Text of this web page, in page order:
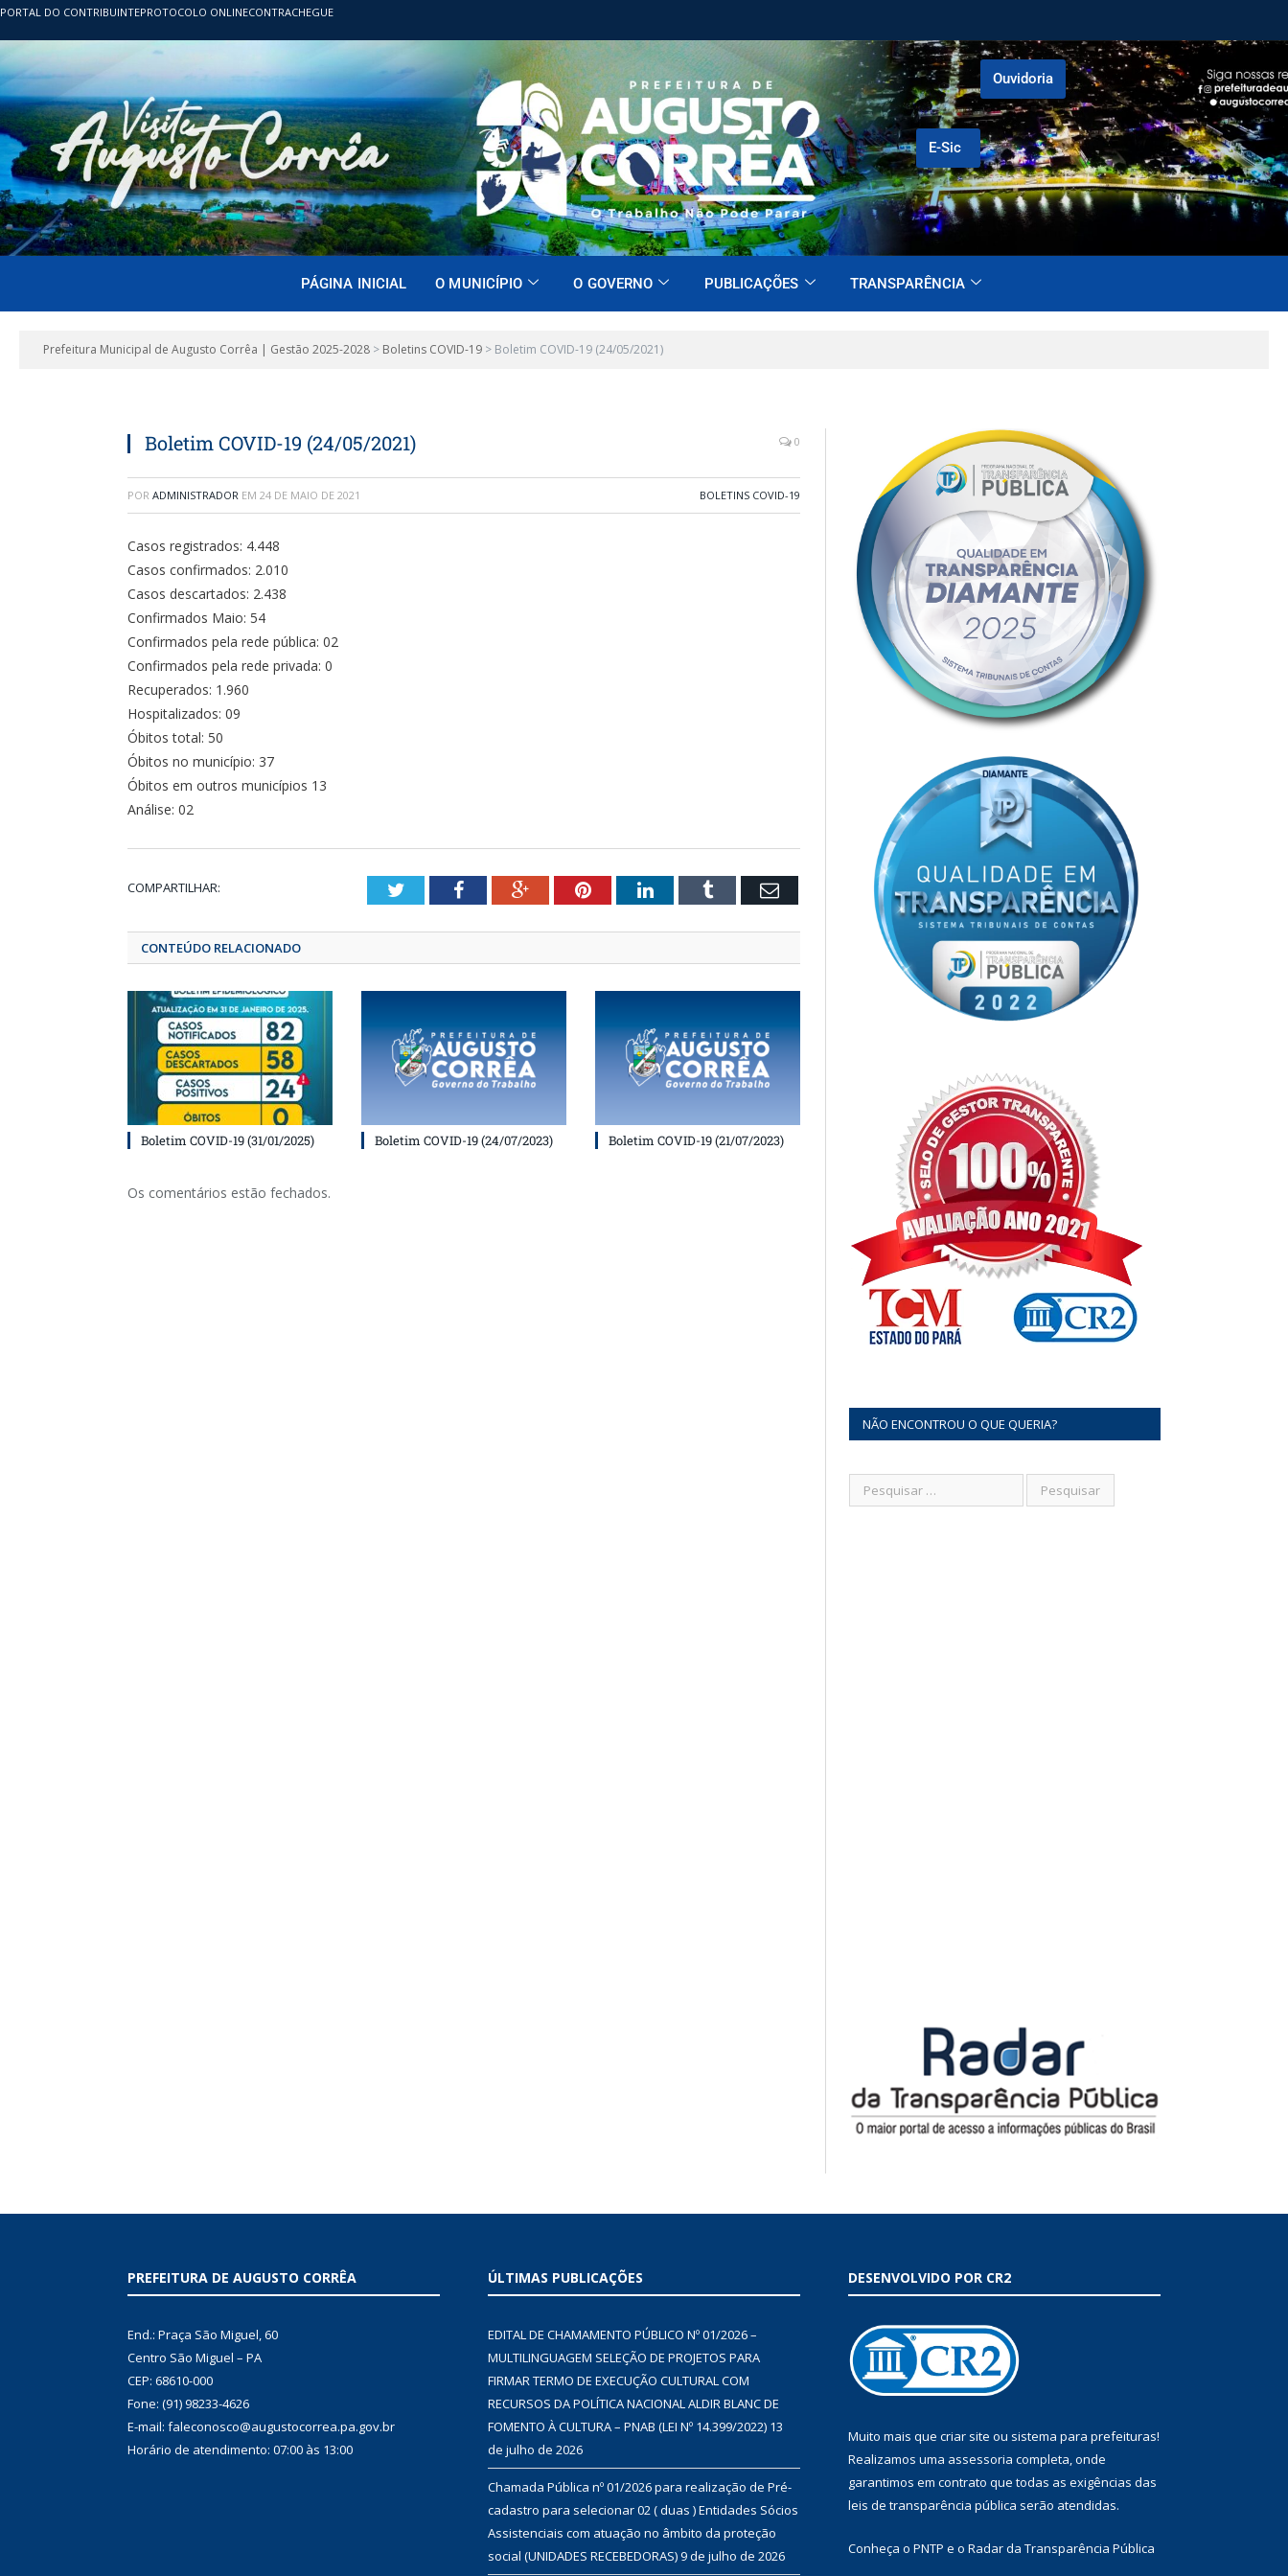
PORTAL DO CONTRIBUINTEPROTOCOLO ONLINECONTRACHEGUE
E-Sic
Ouvidoria
PÁGINA INICIAL O MUNICÍPIO O GOVERNO PUBLICAÇÕES TRANSPARÊNCIA
Prefeitura Municipal de Augusto Corrêa | Gestão 2025-2028 > Boletins COVID-19 > Boletim COVID-19 (24/05/2021)
Boletim COVID-19 (24/05/2021) 0
POR ADMINISTRADOR EM 24 DE MAIO DE 2021 BOLETINS COVID-19
Casos registrados: 4.448
Casos confirmados: 2.010
Casos descartados: 2.438
Confirmados Maio: 54
Confirmados pela rede pública: 02
Confirmados pela rede privada: 0
Recuperados: 1.960
Hospitalizados: 09
Óbitos total: 50
Óbitos no município: 37
Óbitos em outros municípios 13
Análise: 02
COMPARTILHAR: TwitterFacebookGoogle+Pinterest
LinkedInTumblrEmail
CONTEÚDO RELACIONADO
Boletim COVID-19 (31/01/2025) Boletim COVID-19 (24/07/2023) Boletim COVID-19 (21/07/2023)
Os comentários estão fechados.
NÃO ENCONTROU O QUE QUERIA?
PREFEITURA DE AUGUSTO CORRÊA
End.: Praça São Miguel, 60
Centro São Miguel – PA
CEP: 68610-000
Fone: (91) 98233-4626
E-mail: faleconosco@augustocorrea.pa.gov.br
Horário de atendimento: 07:00 às 13:00
ÚLTIMAS PUBLICAÇÕES
EDITAL DE CHAMAMENTO PÚBLICO Nº 01/2026 –
MULTILINGUAGEM SELEÇÃO DE PROJETOS PARA
FIRMAR TERMO DE EXECUÇÃO CULTURAL COM
RECURSOS DA POLÍTICA NACIONAL ALDIR BLANC DE
FOMENTO À CULTURA – PNAB (LEI Nº 14.399/2022) 13
de julho de 2026
Chamada Pública nº 01/2026 para realização de Pré-
cadastro para selecionar 02 ( duas ) Entidades Sócios
Assistenciais com atuação no âmbito da proteção
social (UNIDADES RECEBEDORAS)9 de julho de 2026
DESENVOLVIDO POR CR2
Muito mais que criar site ou sistema para prefeituras!
Realizamos uma assessoria completa, onde
garantimos em contrato que todas as exigências das
leis de transparência pública serão atendidas.
Conheça o PNTP e o Radar da Transparência Pública